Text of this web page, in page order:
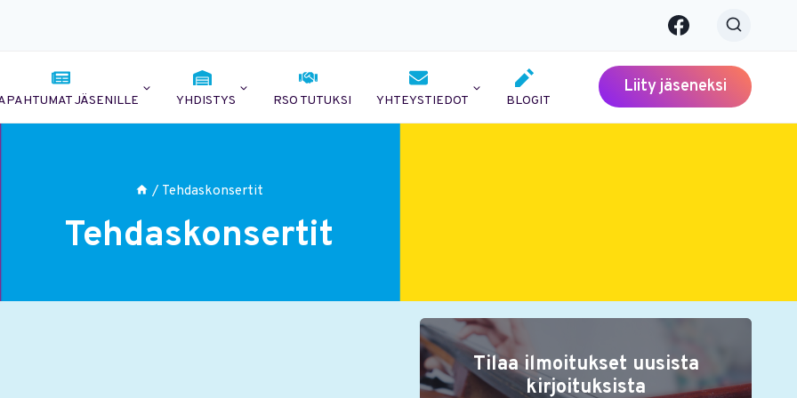
JÄSENILLE YHDISTYS RSO TUTUKSI YHTEYSTIEDOT BLOGIT
Liity jäseneksi
/ Tehdaskonsertit
Tehdaskonsertit
Tilaa ilmoitukset uusista
kirjoituksista